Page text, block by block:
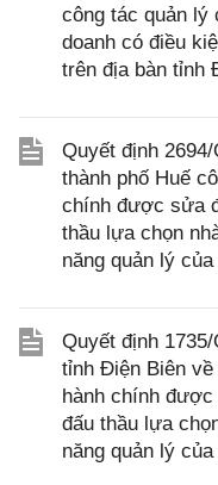
công tác quản lý
doanh có điều
trên địa bàn tỉnh
Quyết định
thành phố Huế
chính được sửa
thầu lựa chọn
năng quản lý
Quyết định
tỉnh Điện Biên
hành chính
đấu thầu lựa
năng quản lý